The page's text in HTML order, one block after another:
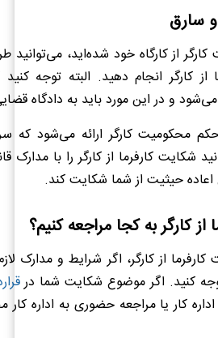
سارق
از کارگاه خود شده‌اید،
کارگر انجام دهید. البته توجه
و در این مورد باید به دادگاه
محکومیت کارگر ارائه می‌شود که
شکایت کارفرما از کارگر را با مدارک
حیثیت از شما شکایت کند.
کارگر به کجا مراجعه کنیم؟
از کارگر، اگر شرایط و مدارک
کنید. اگر موضوع شکایت شما در
کار یا مراجعه حضوری به اداره